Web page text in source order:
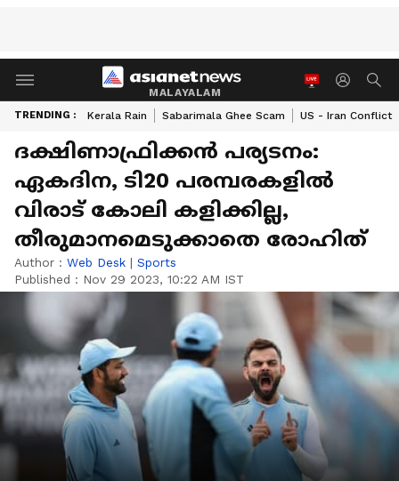
MALAYALAM
TRENDING : Kerala Rain Sabarimala Ghee Scam US - Iran Conflict
ദക്ഷിണാഫ്രിക്കന്‍ പര്യടനം:
ഏകദിന, ടി20 പരമ്പരകളില്‍
വിരാട് കോലി കളിക്കില്ല,
തീരുമാനമെടുക്കാതെ രോഹിത്
Author : Web Desk | Sports
Published : Nov 29 2023, 10:22 AM IST